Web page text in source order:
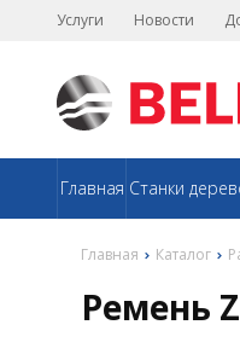
Услуги Новости
Главная Станки
Главная Каталог
Ремень